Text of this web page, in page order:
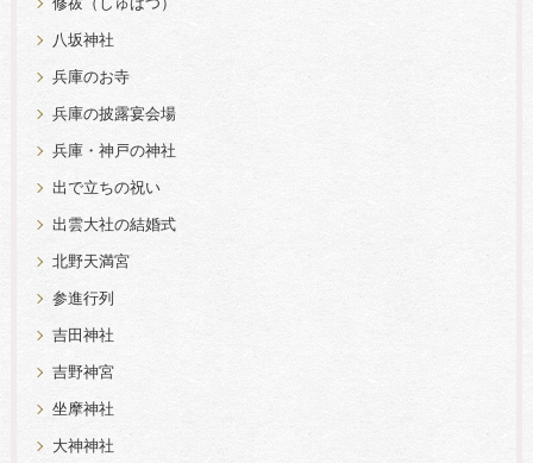
修祓（しゅばつ）
八坂神社
兵庫のお寺
兵庫の披露宴会場
兵庫・神戸の神社
出で立ちの祝い
出雲大社の結婚式
北野天満宮
参進行列
吉田神社
吉野神宮
坐摩神社
大神神社